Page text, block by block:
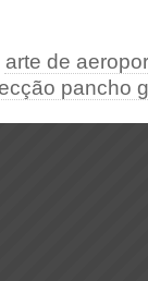
arte de
pancho